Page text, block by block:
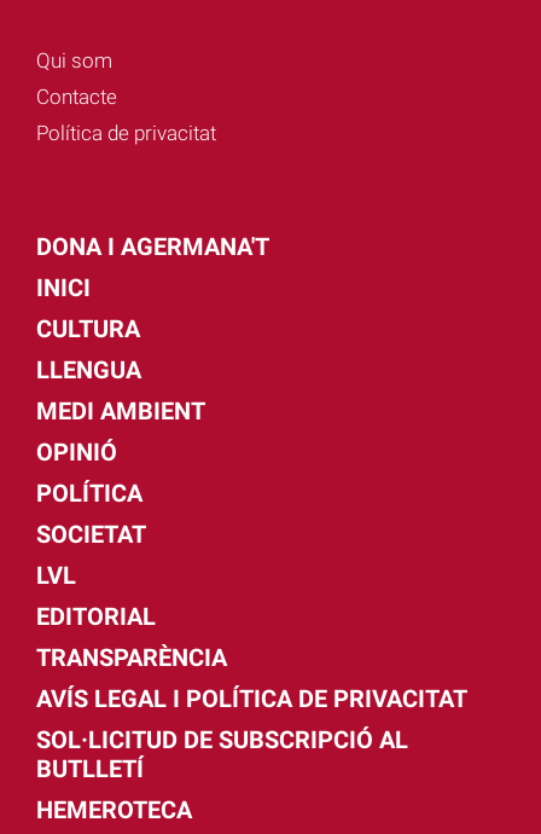
Qui som
Contacte
Política de privacitat
DONA I AGERMANA'T
INICI
CULTURA
LLENGUA
MEDI AMBIENT
OPINIÓ
POLÍTICA
SOCIETAT
LVL
EDITORIAL
TRANSPARÈNCIA
AVÍS LEGAL I POLÍTICA DE PRIVACITAT
SOL·LICITUD DE SUBSCRIPCIÓ AL
BUTLLETÍ
HEMEROTECA